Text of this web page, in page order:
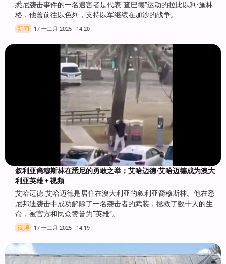
悉尼袭击事件的一名遇害者是代表“查巴德”运动的拉比以利·施林
格，他曾前往以色列，支持以军继续在加沙的战争。
新闻 17 十二月 2025 - 14:20
叙利亚裔穆斯林在悉尼的勇敢之举；艾哈迈德·艾哈迈德成为澳大
利亚英雄 + 视频
艾哈迈德·艾哈迈德是居住在澳大利亚的叙利亚裔穆斯林。他在悉
尼邦迪袭击中成功解除了一名袭击者的武装，拯救了数十人的生
命，被官方和民众赞誉为“英雄”。
视频 17 十二月 2025 - 14:19